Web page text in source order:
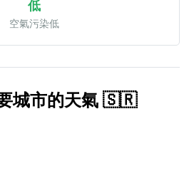
低
空氣污染低
城市的天氣 🇸🇷